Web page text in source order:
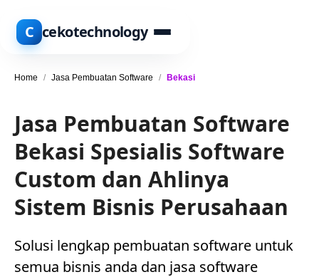
C cekotechnology
Home / Jasa Pembuatan Software / Bekasi
Jasa Pembuatan Software
Bekasi Spesialis Software
Custom dan Ahlinya
Sistem Bisnis Perusahaan
Solusi lengkap pembuatan software untuk
semua bisnis anda dan jasa software